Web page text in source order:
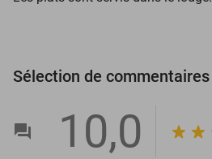
Sélection de commentaires
10,0